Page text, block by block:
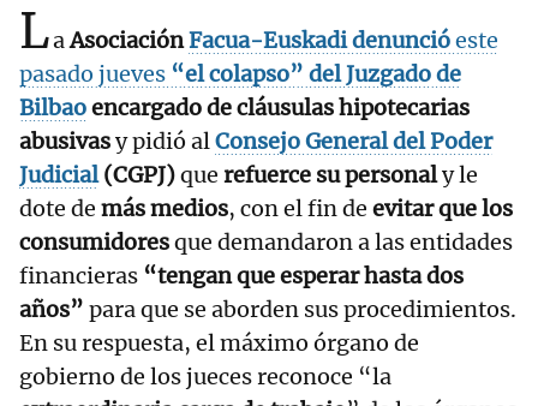
LaAsociaciónFacua-Euskadidenuncióeste
pasado jueves “el colapso” del Juzgado de
Bilbaoencargado de cláusulas hipotecarias
abusivasy pidió alConsejo General del Poder
Judicial(CGPJ)que refuerce su personaly le
dote de más medios, con el fin de evitar que los
consumidoresque demandaron a las entidades
financieras “tengan que esperar hasta dos
años” para que se aborden sus procedimientos.
En su respuesta, el máximo órgano de
gobierno de los jueces reconoce “la